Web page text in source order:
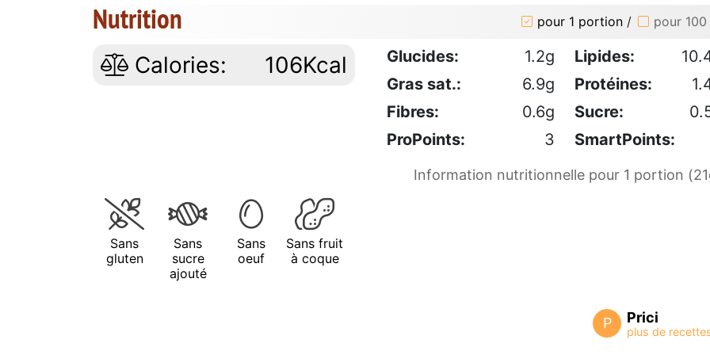
Nutrition pour 1 portion / pour 100
Calories: 106Kcal Glucides: 1.2g Lipides:
Gras sat.:
6.9g Protéines:
Fibres:
0.6g Sucre:
ProPoints:
3 SmartPoints:
Information nutritionnelle pour 1 portion
Sans
gluten
Sans
sucre
ajouté
Sans
oeuf
Sans fruit
à coque
P Prici